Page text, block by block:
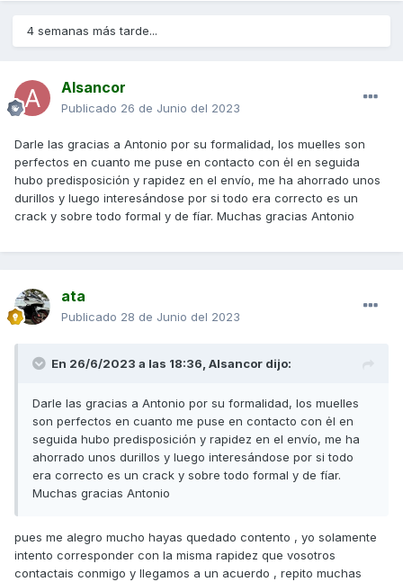
4 semanas más tarde...
Alsancor
Publicado 26 de Junio del 2023
Darle las gracias a Antonio por su formalidad, los muelles son
perfectos en cuanto me puse en contacto con ėl en seguida
hubo predisposición y rapidez en el envío, me ha ahorrado unos
durillos y luego interesándose por si todo era correcto es un
crack y sobre todo formal y de fíar. Muchas gracias Antonio
ata
Publicado 28 de Junio del 2023
En 26/6/2023 a las 18:36, Alsancor dijo:
Darle las gracias a Antonio por su formalidad, los muelles
son perfectos en cuanto me puse en contacto con ėl en
seguida hubo predisposición y rapidez en el envío, me ha
ahorrado unos durillos y luego interesándose por si todo
era correcto es un crack y sobre todo formal y de fíar.
Muchas gracias Antonio
pues me alegro mucho hayas quedado contento , yo solamente
intento corresponder con la misma rapidez que vosotros
contactais conmigo y llegamos a un acuerdo , repito muchas